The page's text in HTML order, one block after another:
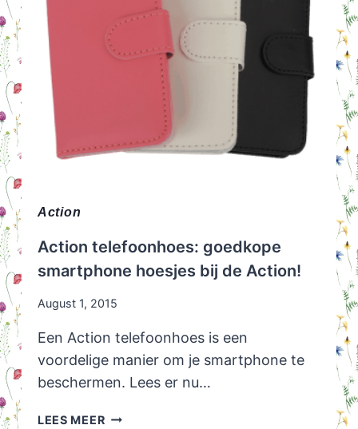
Action
Action telefoonhoes: goedkope
smartphone hoesjes bij de Action!
August 1, 2015
Een Action telefoonhoes is een
voordelige manier om je smartphone te
beschermen. Lees er nu…
LEES MEERACTION